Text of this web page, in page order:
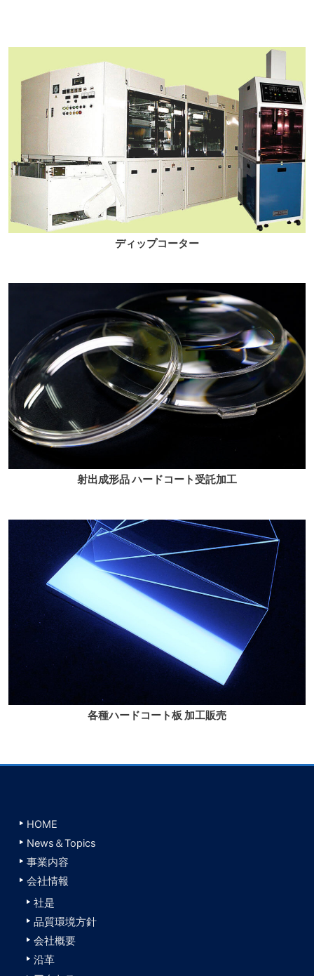
ディップコーター
射出成形品 ハードコート受託加工
各種ハードコート板 加工販売
HOME
News＆Topics
事業内容
会社情報
社是
品質環境方針
会社概要
沿革